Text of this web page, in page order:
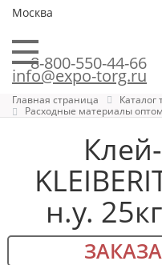
Москва
8-800-550-44-66
info@expo-torg.ru
Главная страница
Каталог
Расходные материалы оптом
н.у.